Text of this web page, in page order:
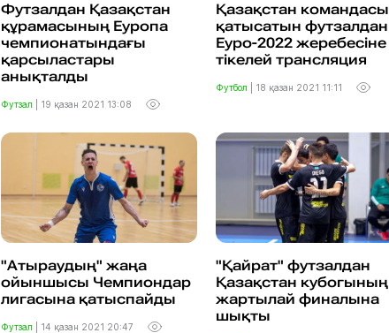
Футзалдан Қазақстан
құрамасының Еуропа
чемпионатындағы
қарсыластары
анықталды
Футзал 19 қазан 2021 13:08
Қазақстан командасы
қатысатын футзалдан
Еуро-2022 жеребесіне
тікелей трансляция
Футбол 18 қазан 2021 11:11
"Атыраудың" жаңа
ойыншысы Чемпиондар
лигасына қатыспайды
Футзал 14 қазан 2021 20:47
"Қайрат" футзалдан
Қазақстан кубогының
жартылай финалына
шықты